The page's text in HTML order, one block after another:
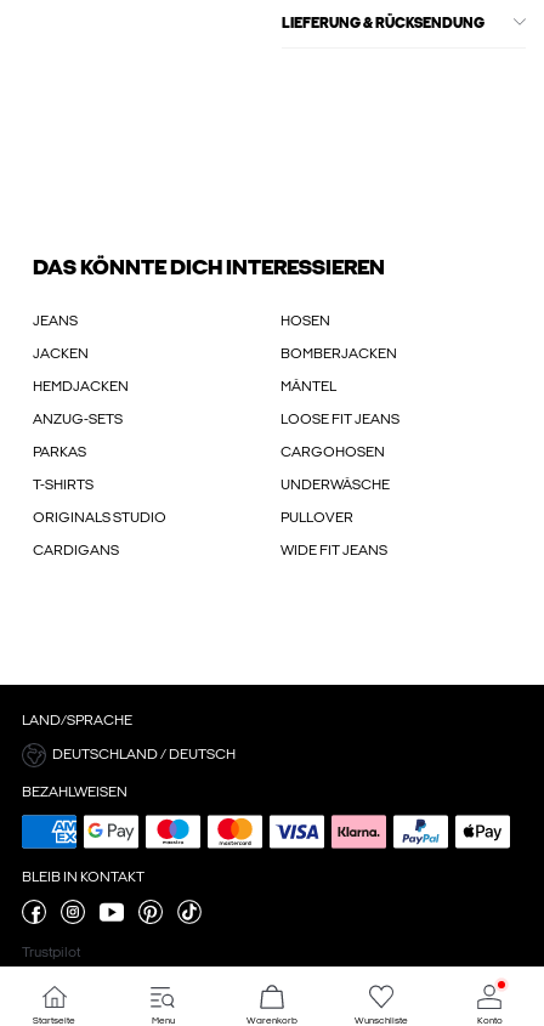
LIEFERUNG & RÜCKSENDUNG
DAS KÖNNTE DICH INTERESSIEREN
JEANS HOSEN
JACKEN BOMBERJACKEN
HEMDJACKEN MÄNTEL
ANZUG-SETS LOOSE FIT JEANS
PARKAS CARGOHOSEN
T-SHIRTS UNDERWÄSCHE
ORIGINALS STUDIO PULLOVER
CARDIGANS WIDE FIT JEANS
LAND/SPRACHE
DEUTSCHLAND / DEUTSCH
BEZAHLWEISEN
BLEIB IN KONTAKT
Trustpilot
Startseite Menu Warenkorb Wunschliste Konto